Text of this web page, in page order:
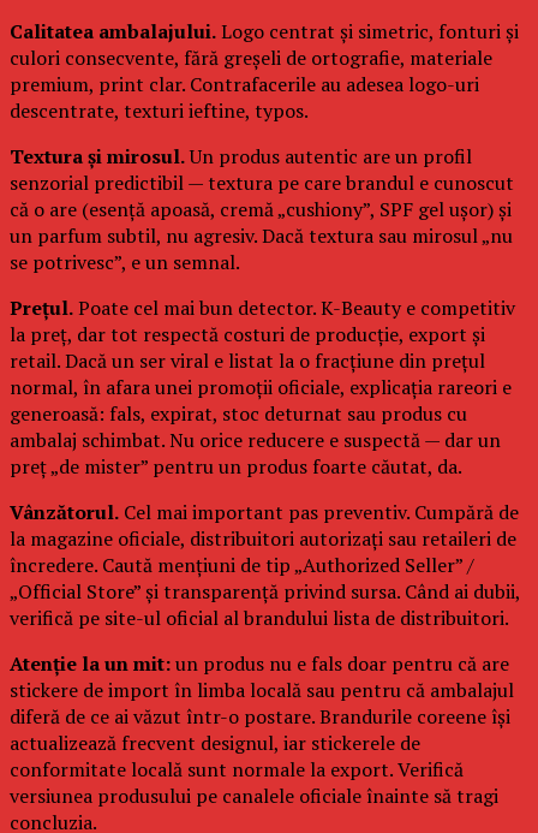
Calitatea ambalajului.Logo centrat și simetric, fonturi și
culori consecvente, fără greșeli de ortografie, materiale
premium, print clar. Contrafacerile au adesea logo-uri
descentrate, texturi ieftine, typos.
Textura și mirosul.Un produs autentic are un profil
senzorial predictibil — textura pe care brandul e cunoscut
că o are (esență apoasă, cremă „cushiony”, SPF gel ușor) și
un parfum subtil, nu agresiv. Dacă textura sau mirosul „nu
se potrivesc”, e un semnal.
Prețul.Poate cel mai bun detector. K-Beauty e competitiv
la preț, dar tot respectă costuri de producție, export și
retail. Dacă un ser viral e listat la o fracțiune din prețul
normal, în afara unei promoții oficiale, explicația rareori e
generoasă: fals, expirat, stoc deturnat sau produs cu
ambalaj schimbat. Nu orice reducere e suspectă — dar un
preț „de mister” pentru un produs foarte căutat, da.
Vânzătorul. Cel mai important pas preventiv. Cumpără de
la magazine oficiale, distribuitori autorizați sau retaileri de
încredere. Caută mențiuni de tip „Authorized Seller” /
„Official Store” și transparență privind sursa. Când ai dubii,
verifică pe site-ul oficial al brandului lista de distribuitori.
Atenție la un mit:un produs nu e fals doar pentru că are
stickere de import în limba locală sau pentru că ambalajul
diferă de ce ai văzut într-o postare. Brandurile coreene își
actualizează frecvent designul, iar stickerele de
conformitate locală sunt normale la export. Verifică
versiunea produsului pe canalele oficiale înainte să tragi
concluzia.